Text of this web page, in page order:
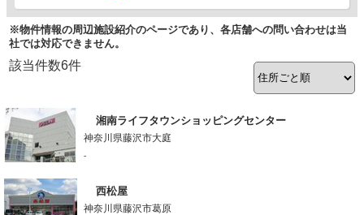
※物件情報の周辺施設紹介のページであり、各店舗への問い合わせは当
社では対応できません。
該当件数6件
湘南ライフタウンショッピングセンター
神奈川県藤沢市大庭
-
西松屋
神奈川県藤沢市葛原